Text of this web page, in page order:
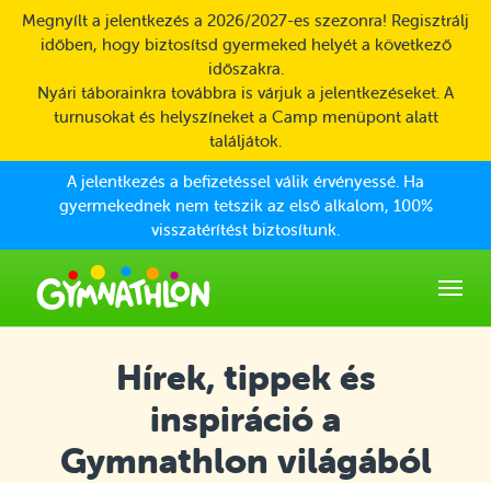
Skip to main content
Megnyílt a jelentkezés a 2026/2027-es szezonra! Regisztrálj
időben, hogy biztosítsd gyermeked helyét a következő
időszakra.
Nyári táborainkra továbbra is várjuk a jelentkezéseket. A
turnusokat és helyszíneket a Camp menüpont alatt
találjátok.
A jelentkezés a befizetéssel válik érvényessé. Ha
gyermekednek nem tetszik az első alkalom, 100%
visszatérítést biztosítunk.
Hírek, tippek és
inspiráció a
Gymnathlon világából